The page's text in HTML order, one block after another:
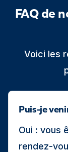
FAQ de
Voici les
Puis-je
Oui : vous
rendez-